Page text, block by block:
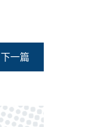
下一篇